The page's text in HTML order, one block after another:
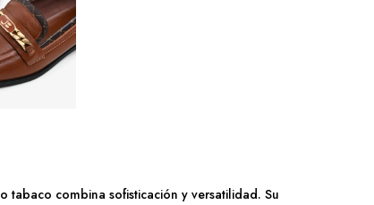
combina sofisticación y versatilidad. Su